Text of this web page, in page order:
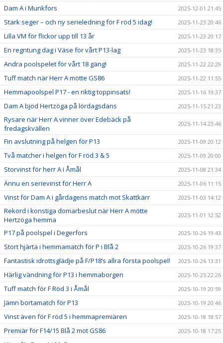
Dam A i Munkfors 2025-12-01 21:45
Stark seger – och ny serieledning för F röd 5 idag! 2025-11-23 20:46
Lilla VM för flickor upp till 13 år 2025-11-23 20:17
En regntung dag i Väse för vårt P13-lag 2025-11-23 18:35
Andra poolspelet för vårt 18 gäng! 2025-11-22 22:29
Tuff match när Herr A mötte GS86 2025-11-22 11:55
Hemmapoolspel P17 - en riktig toppinsats! 2025-11-16 19:37
Dam A bjöd Hertzöga på lördagsdans 2025-11-15 21:23
Rysare när Herr A vinner över Edebäck på
fredagskvällen
2025-11-14 23:46
Fin avslutning på helgen för P13 2025-11-09 20:12
Två matcher i helgen för F röd 3 & 5 2025-11-09 20:00
Storvinst för herr A i Åmål 2025-11-08 21:34
Ännu en serievinst för Herr A 2025-11-06 11:15
Vinst för Dam A i gårdagens match mot Skattkärr 2025-11-03 14:12
Rekord i konstiga domarbeslut när Herr A mötte
Hertzöga hemma
2025-11-01 12:52
P17 på poolspel i Degerfors 2025-10-26 19:43
Stort hjärta i hemmamatch för P i Blå 2 2025-10-26 19:37
Fantastisk idrottsglädje på F/P18’s allra första poolspel! 2025-10-26 13:31
Härlig vändning för P13 i hemmaborgen 2025-10-25 22:26
Tuff match för F Röd 3 i Åmål 2025-10-19 20:59
Jämn bortamatch för P13 2025-10-19 20:46
Vinst även för F röd 5 i hemmapremiären 2025-10-18 18:57
Premiär för F14/15 Blå 2 mot GS86 2025-10-18 17:25